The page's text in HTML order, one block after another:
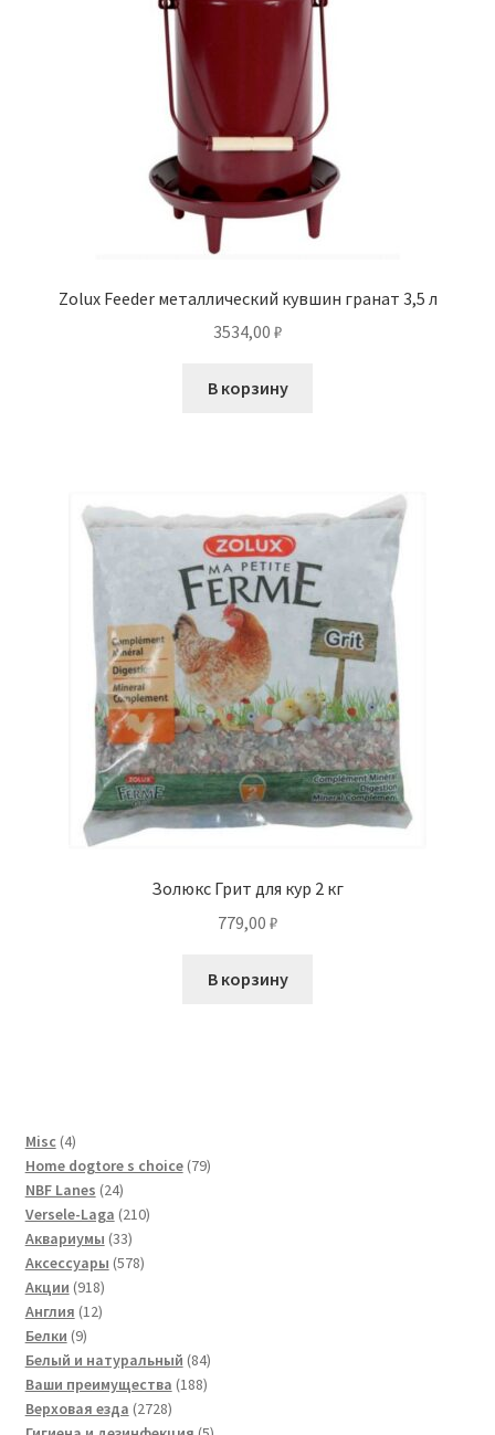
Zolux Feeder металлический кувшин гранат 3,5 л
3534,00 ₽
В корзину
Золюкс Грит для кур 2 кг
779,00 ₽
В корзину
Misc 44
товара
Home dogtore s choice 7979
NBF Lanes 2424
товара
Versele-Laga 210210
Аквариумы 3333
товара
Аксессуары 578578
Акции 918918
товаров
Англия 1212
Белки 99
товаров
Белый и натуральный 8484
товара
Ваши преимущества 188188
Верховая езда 27282728